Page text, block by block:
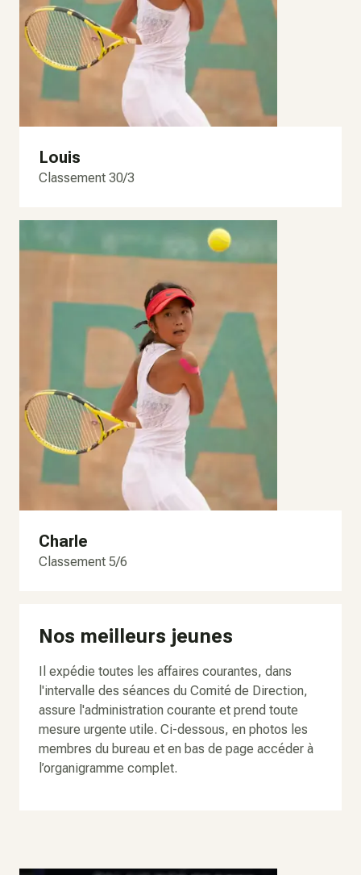
Louis
Classement 30/3
Charle
Classement 5/6
Nos meilleurs jeunes
Il expédie toutes les affaires courantes, dans
l'intervalle des séances du Comité de Direction,
assure l'administration courante et prend toute
mesure urgente utile. Ci-dessous, en photos les
membres du bureau et en bas de page accéder à
l’organigramme complet.